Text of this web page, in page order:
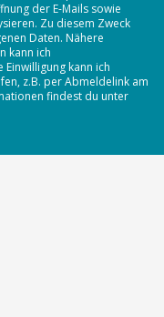
der E-Mails sowie
Zu diesem Zweck
Daten. Nähere
kann ich
kann ich
z.B. per Abmeldelink am
findest du unter